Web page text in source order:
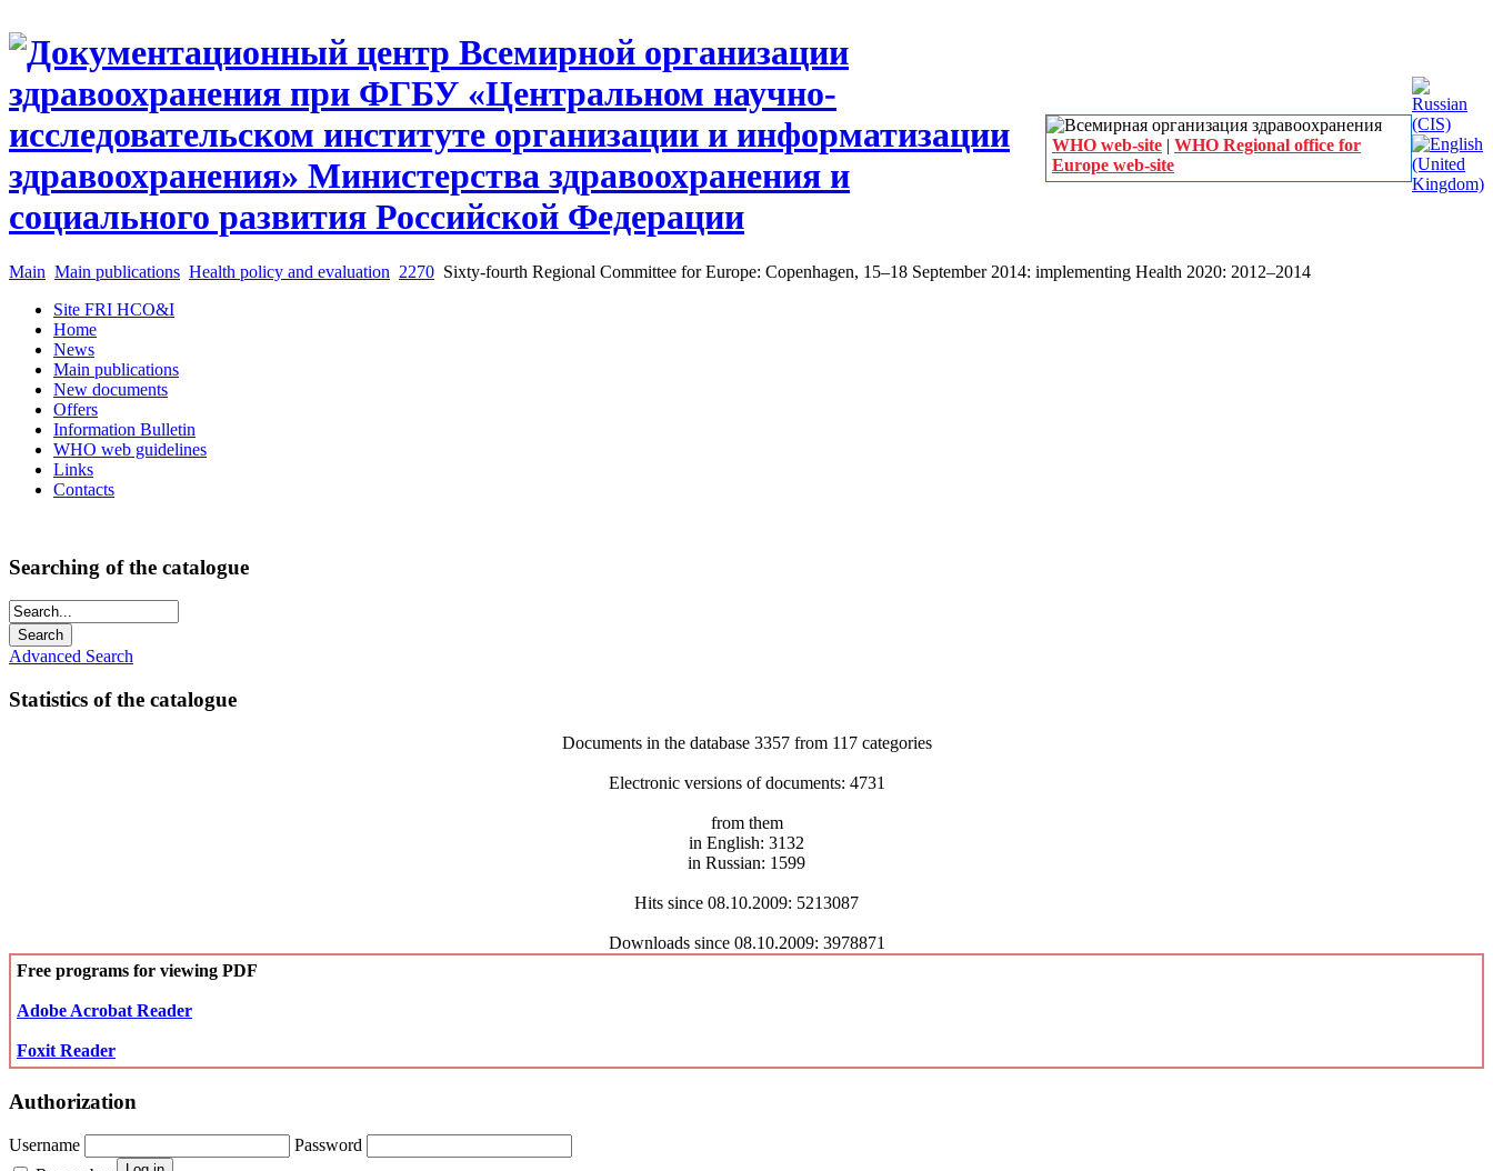
WHO web-site | WHO Regional office for
Europe web-site
Main Main publications Health policy and evaluation 2270 Sixty-fourth Regional Committee for Europe: Copenhagen, 15–18 September 2014: implementing Health 2020: 2012–2014
Site FRI HCO&I
Home
News
Main publications
New documents
Offers
Information Bulletin
WHO web guidelines
Links
Contacts
Searching of the catalogue
Advanced Search
Statistics of the catalogue
Documents in the database 3357 from 117 categories
Electronic versions of documents: 4731
from them
in English: 3132
in Russian: 1599
Hits since 08.10.2009: 5213087
Downloads since 08.10.2009: 3978871
Free programs for viewing PDF
Adobe Acrobat Reader
Foxit Reader
Authorization
Username
Password